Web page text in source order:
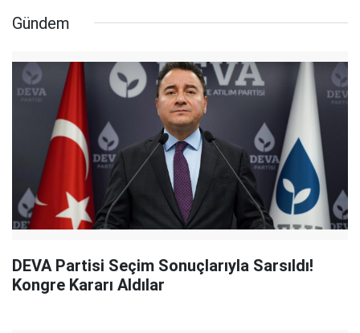
Gündem
DEVA Partisi Seçim Sonuçlarıyla Sarsıldı!
Kongre Kararı Aldılar